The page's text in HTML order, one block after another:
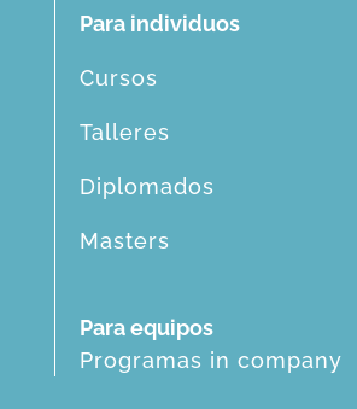
Para individuos
Cursos
Talleres
Diplomados
Masters
Para equipos
Programas in company